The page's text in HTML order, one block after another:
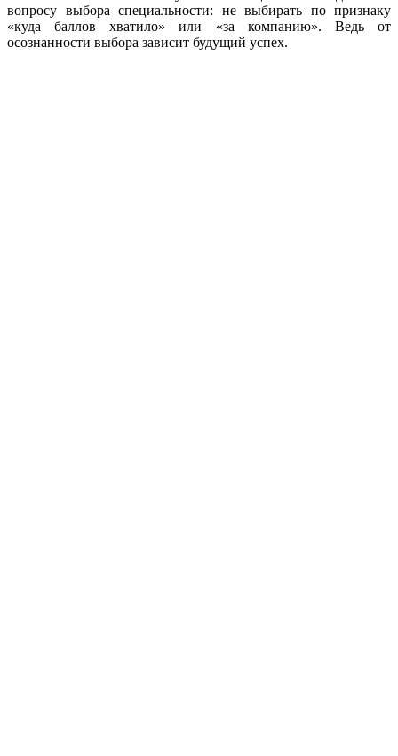
вопросу выбора специальности: не выбирать по признаку
«куда баллов хватило» или «за компанию». Ведь от
осознанности выбора зависит будущий успех.